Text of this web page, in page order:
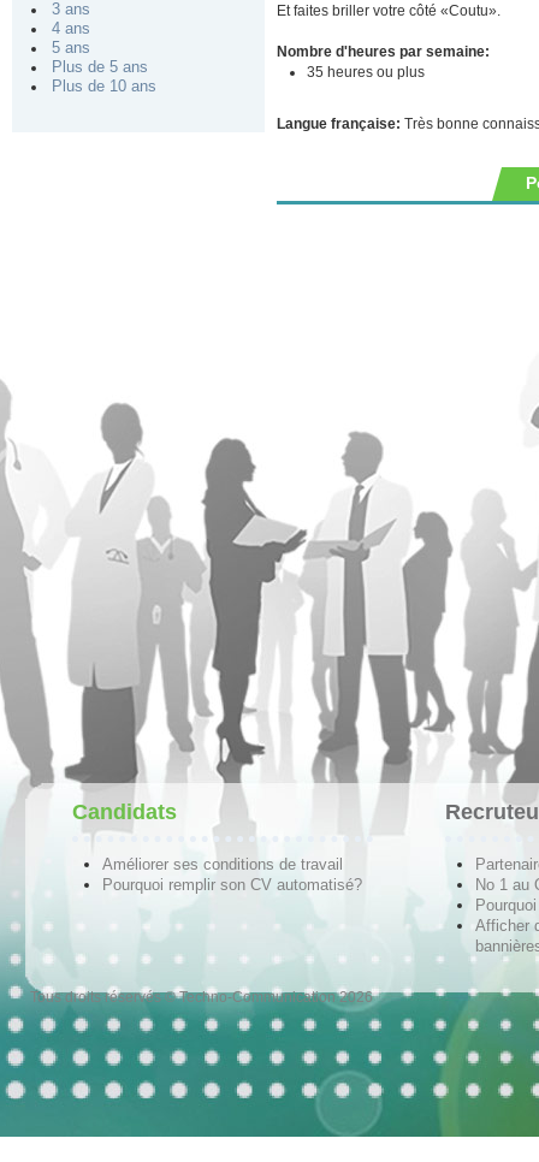
3 ans
4 ans
5 ans
Plus de 5 ans
Plus de 10 ans
Et faites briller votre côté «Coutu».
Nombre d'heures par semaine:
35 heures ou plus
Langue française: Très bonne
Candidats
Améliorer ses conditions de travail
Pourquoi remplir son CV automatisé?
No 1 au
Afficher
Tous droits réservés © Techno-Communication 2026